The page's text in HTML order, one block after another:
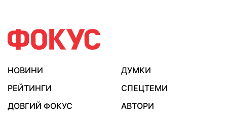
НОВИНИ
ДУМКИ
РЕЙТИНГИ
СПЕЦТЕМИ
ДОВГИЙ ФОКУС
АВТОРИ